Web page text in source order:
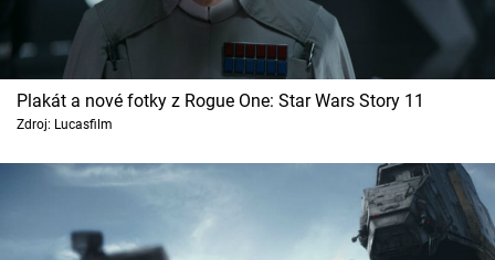
Plakát a nové fotky z Rogue One: Star Wars Story 11
Zdroj: Lucasfilm